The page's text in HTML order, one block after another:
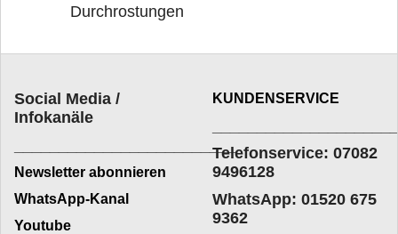
Durchrostungen
Social Media /
Infokanäle
_________________________
Newsletter abonnieren
WhatsApp-Kanal
Youtube
KUNDENSERVICE
Telefonservice: 07082
9496128
WhatsApp: 01520 675
9362